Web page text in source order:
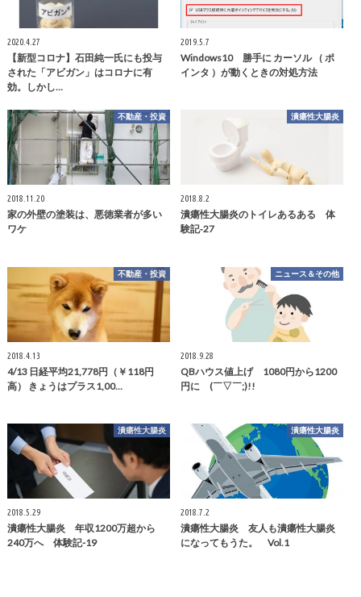
2020.4.27
【新型コロナ】石田純一氏にも投与
された「アビガン」はコロナに有
効。しかし…
2019.5.7
Windows10 勝手に カーソル （ ポ
インタ ）が動くときの対処方法
不動産・投資
2018.11.20
家の外壁の塗装は、悪徳業者が多い
ワケ
潰瘍性大腸炎
2018.8.2
潰瘍性大腸炎のトイレあるある 体
験記‐27
不動産・投資
2018.4.13
4/13 日経平均21,778円（￥118円
高） きょうはプラス1,00…
ニュース＆その他
2018.9.28
QBハウス値上げ 1080円から1200
円に (￣▽￣;)!!
潰瘍性大腸炎
2018.5.29
潰瘍性大腸炎 年収1200万超から
240万へ 体験記-19
潰瘍性大腸炎
2018.7.2
潰瘍性大腸炎 友人も潰瘍性大腸炎
になってもうた。 Vol.1